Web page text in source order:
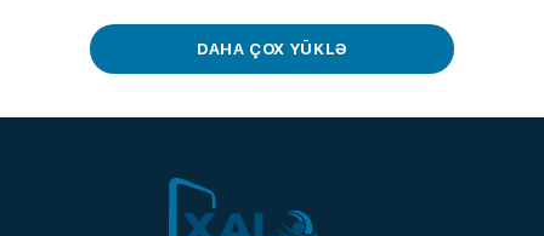
DAHA ÇOX YÜKLƏ